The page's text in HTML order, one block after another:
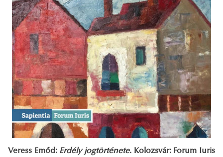
Veress Emőd: Erdély jogtörténete. Kolozsvár: Forum Iuris